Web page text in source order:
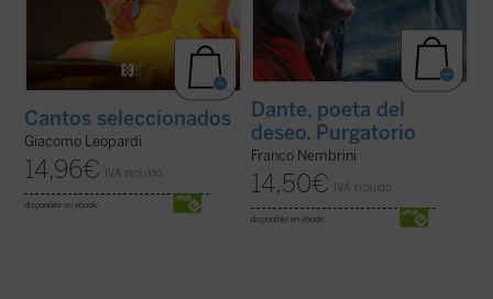
Cantos seleccionados
Giacomo Leopardi
14,96€ IVA incluido
disponible en ebook:
Dante, poeta del
deseo. Purgatorio
Franco Nembrini
14,50€ IVA incluido
disponible en ebook: